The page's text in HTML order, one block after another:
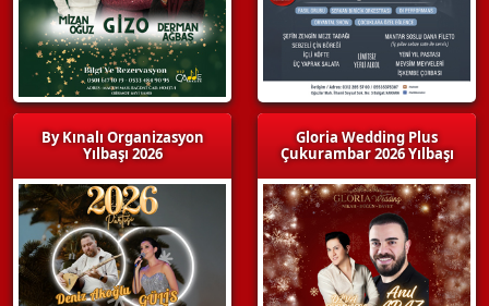
By Kınalı Organizasyon
Yılbaşı 2026
Gloria Wedding Plus
Çukurambar 2026 Yılbaşı